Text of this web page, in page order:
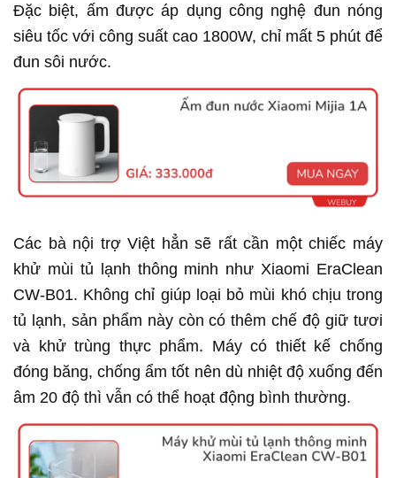
Đặc biệt, ấm được áp dụng công nghệ đun nóng
siêu tốc với công suất cao 1800W, chỉ mất 5 phút để
đun sôi nước.
Các bà nội trợ Việt hẳn sẽ rất cần một chiếc máy
khử mùi tủ lạnh thông minh như Xiaomi EraClean
CW-B01. Không chỉ giúp loại bỏ mùi khó chịu trong
tủ lạnh, sản phẩm này còn có thêm chế độ giữ tươi
và khử trùng thực phẩm. Máy có thiết kế chống
đóng băng, chống ẩm tốt nên dù nhiệt độ xuống đến
âm 20 độ thì vẫn có thể hoạt động bình thường.